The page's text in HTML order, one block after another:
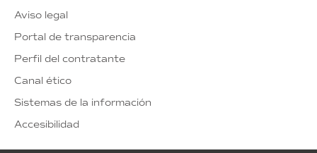
Aviso legal
Portal de transparencia
Perfil del contratante
Canal ético
Sistemas de la información
Accesibilidad